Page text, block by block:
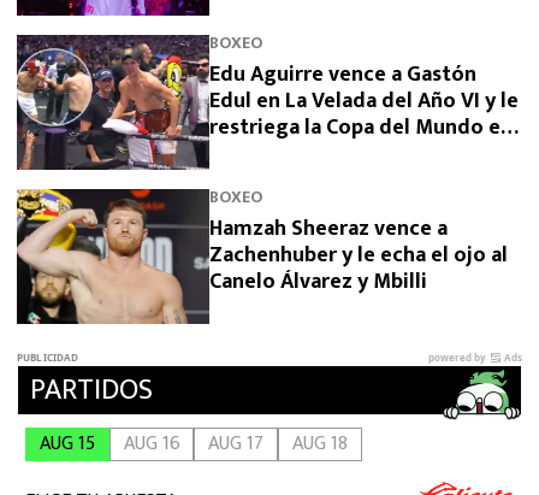
BOXEO
Edu Aguirre vence a Gastón
Edul en La Velada del Año VI y le
restriega la Copa del Mundo en
BOXEO
Hamzah Sheeraz vence a
Zachenhuber y le echa el ojo al
Canelo Álvarez y Mbilli